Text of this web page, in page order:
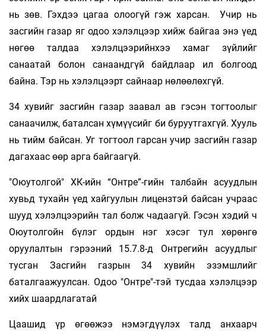
нь зөв. Гэхдээ цагаа олоогүй гэж харсан. Учир нь
засгийн газар яг одоо хэлэлцээр хийж байгаа энэ үед
нөгөө талдаа хэлэлцээрийнхээ хамаг зүйлийг
санаатай болон санаандгүй байдлаар ил болгоод
байна. Тэр нь хэлэлцээрт сайнаар нөлөөлөхгүй.
34 хувийг засгийн газар заавал ав гэсэн тогтоолыг
санаачилж, баталсан хүмүүсийг би буруутгахгүй. Хууль
нь тийм байсан. Уг тогтоол гарсан учир засгийн газар
дагахаас өөр арга байгаагүй.
"Оюутолгой" ХК-ийн “Онтре”-гийн талбайн асуудлын
хувьд тухайн үед хайгуулын лицензтэй байсан учраас
шууд хэлэлцээрийн тал болж чадаагүй. Гэсэн хэдий ч
Оюутолгойн бүлэг ордын нэг хэсэг тул хөрөнгө
оруулалтын гэрээний 15.7.8-д Онтрегийн асуудлыг
тусган Засгийн газрын 34 хувийн эзэмшлийг
баталгаажуулсан. Одоо "Онтре"-тэй тусдаа хэлэлцээр
хийх шаардлагатай
Цаашид үр өгөөжээ нэмэгдүүлэх талд анхаарч